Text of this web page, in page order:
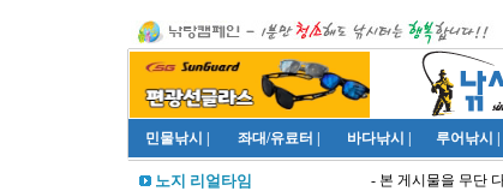
민물낚시 좌대/유료터 바다낚시 루어낚시
노지 리얼타임 - 본 게시물을 무단